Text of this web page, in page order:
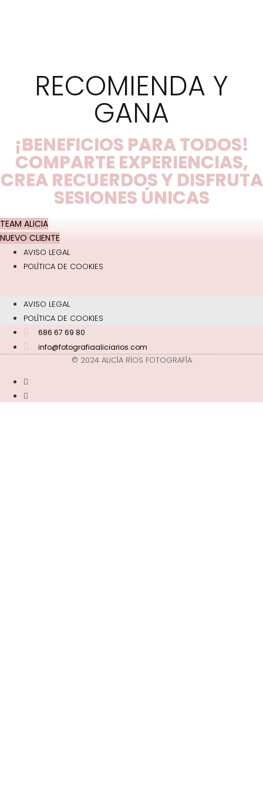
RECOMIENDA Y
GANA
¡BENEFICIOS PARA TODOS!
COMPARTE EXPERIENCIAS,
CREA RECUERDOS Y DISFRUTA
SESIONES ÚNICAS
TEAM ALICIA
NUEVO CLIENTE
AVISO LEGAL
POLÍTICA DE COOKIES
AVISO LEGAL
POLÍTICA DE COOKIES
686 67 69 80
info@fotografiaaliciarios.com
© 2024 ALICÍA RÍOS FOTOGRAFÍA